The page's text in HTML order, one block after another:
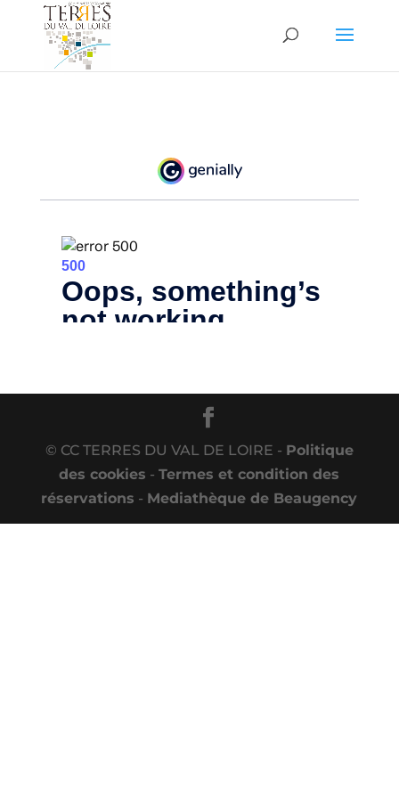
© CC TERRES DU VAL DE LOIRE - Politique
des cookies -Termes et condition des
réservations - Mediathèque de Beaugency